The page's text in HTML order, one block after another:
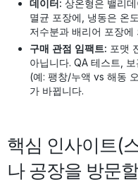
데이터: 상온형은 밸리
멸균 포장에, 냉동은 온
저수분과 배리어 포장에
구매 관점 임팩트: 포맷
아닙니다. QA 테스트,
(예: 팽창/누액 vs 해동
가 바뀝니다.
핵심 인사이트(
나 공장을 방문